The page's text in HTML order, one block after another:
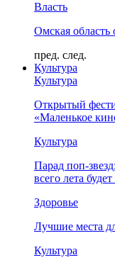
Власть
Омская область
пред. след.
Культура
Культура
Открытый
«Маленькое
Культура
Парад поп-
всего лета
Здоровье
Лучшие места
Культура